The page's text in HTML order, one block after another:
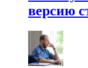
версию